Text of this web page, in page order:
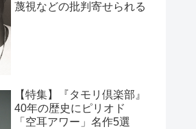
蔑視などの批判寄せられる
【特集】『タモリ倶楽部』
40年の歴史にピリオド
「空耳アワー」名作5選